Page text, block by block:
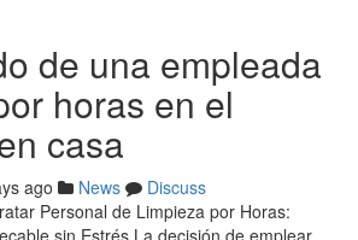
de una empleada
horas en el
casa
ago News
Discuss
Personal de Limpieza por Horas:
sin Estrés La decisión de emplear